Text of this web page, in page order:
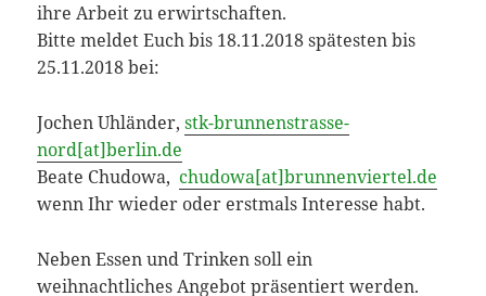
ihre Arbeit zu erwirtschaften.
Bitte meldet Euch bis 18.11.2018 spätesten bis
25.11.2018 bei:
Jochen Uhländer,stk-brunnenstrasse-
nord[at]berlin.de
Beate Chudowa, chudowa[at]brunnenviertel.de
wenn Ihr wieder oder erstmals Interesse habt.
Neben Essen und Trinken soll ein
weihnachtliches Angebot präsentiert werden.